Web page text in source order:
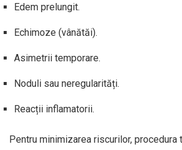
Edem prelungit.
Echimoze (vânătăi).
Asimetrii temporare.
Noduli sau neregularități.
Reacții inflamatorii.
Pentru minimizarea riscurilor, procedura